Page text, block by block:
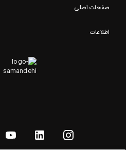
صفحات اصلی
اطلاعات